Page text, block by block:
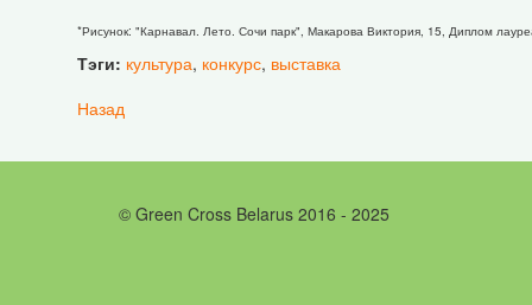
*Рисунок: "Карнавал. Лето. Сочи парк", Макарова Виктория, 15, Диплом
Тэги: культура, конкурс, выставка
Назад
© Green Cross Belarus 2016 - 2025